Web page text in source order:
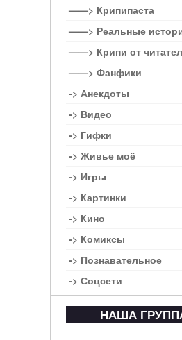
——> Крипипаста
——> Реальные
——> Крипи от
——> Фанфики
-> Анекдоты
-> Видео
-> Гифки
-> Живье моё
-> Игры
-> Картинки
-> Кино
-> Комиксы
-> Познавательное
-> Соцсети
НАША